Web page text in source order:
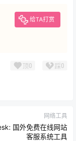
给TA打赏
顶0 踩0
网络工具
国外免费在线网站
客服系统工具